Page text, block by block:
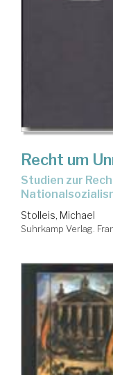
Recht um
Studien zur Rechtsgeschichte des
Stolleis, Michael
Suhrkamp Verlag.